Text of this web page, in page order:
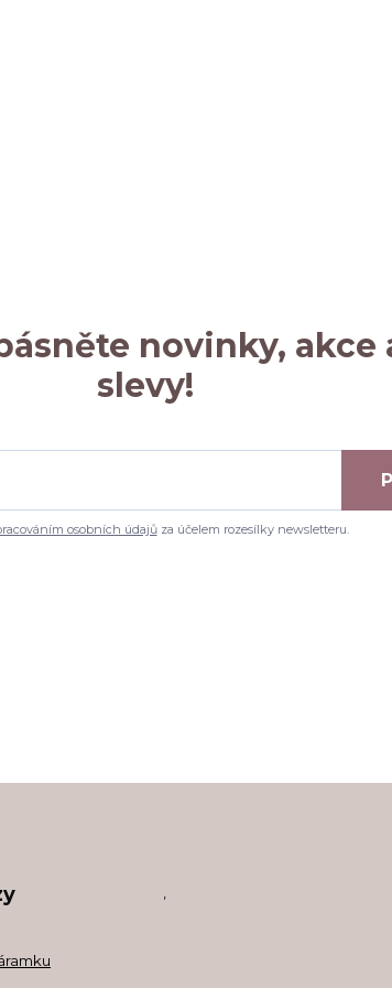
novinky, akce
slevy!
osobních údajůza účelem rozesílky newsletteru.